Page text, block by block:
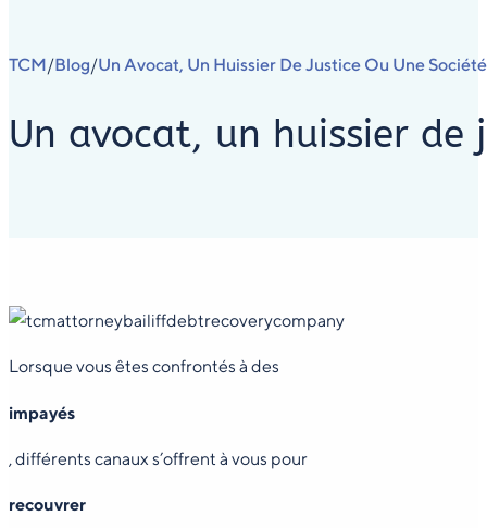
TCM/Blog/Un Avocat, Un Huissier De Justice Ou Une
Un avocat, un huissier de
Lorsque vous êtes confrontés à des
impayés
, différents canaux s’offrent à vous pour
recouvrer